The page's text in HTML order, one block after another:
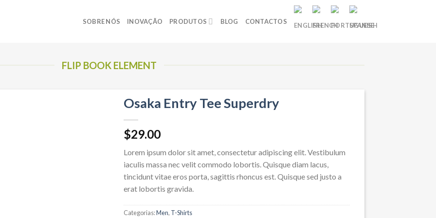
SOBRE NÓS INOVAÇÃO PRODUTOS BLOG CONTACTOS
FLIP BOOK ELEMENT
Osaka Entry Tee Superdry
$29.00
Lorem ipsum dolor sit amet, consectetur adipiscing elit. Vestibulum
iaculis massa nec velit commodo lobortis. Quisque diam lacus,
tincidunt vitae eros porta, sagittis rhoncus est. Quisque sed justo a
erat lobortis gravida.
Categorias:Men, T-Shirts